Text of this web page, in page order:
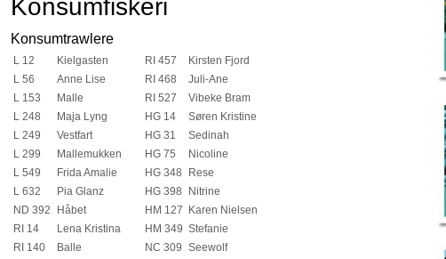
Konsumfiskeri
Konsumtrawlere
L 12 Kielgasten RI 457
Kirsten Fjord
L 56
Anne Lise RI 468
Juli-Ane
L 153
Malle RI 527
Vibeke Bram
L 248
Maja Lyng HG 14
Søren Kristine
L 249
Vestfart HG 31
Sedinah
L 299
Mallemukken HG 75
Nicoline
L 549
Frida Amalie HG 348
Rese
L 632
Pia Glanz HG 398
Nitrine
ND 392
Håbet HM 127
Karen Nielsen
RI 14
Lena Kristina HM 349 Stefanie
RI 140
Balle NC 309 Seewolf